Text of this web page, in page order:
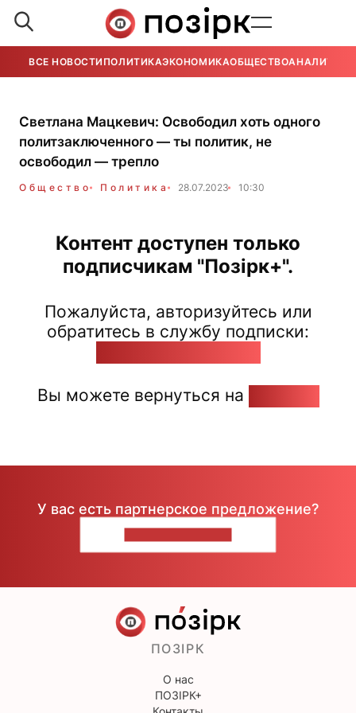
ВСЕ НОВОСТИ ПОЛИТИКАЭКОНОМИКАОБЩЕСТВОАНАЛИТИКА
Светлана Мацкевич: Освободил хоть одного
политзаключенного — ты политик, не
освободил — трепло
Общество Политика 28.07.2023 10:30
Контент доступен только
подписчикам "Позірк+".
Пожалуйста, авторизуйтесь или
обратитесь в службу подписки:
Вы можете вернуться на
У вас есть партнерское предложение?
ПОЗІРК
О нас
ПОЗІРК+